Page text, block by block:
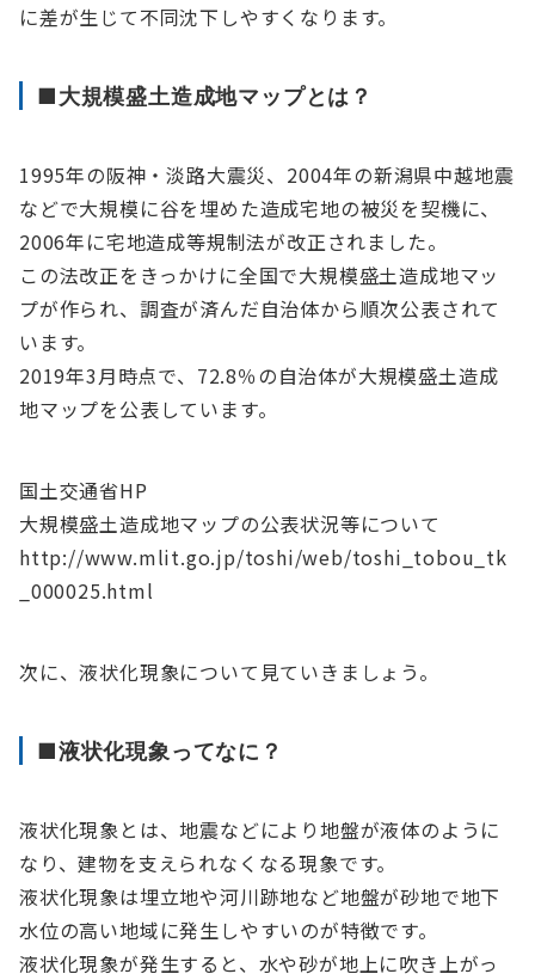
に差が生じて不同沈下しやすくなります。
■大規模盛土造成地マップとは？
1995年の阪神・淡路大震災、2004年の新潟県中越地震
などで大規模に谷を埋めた造成宅地の被災を契機に、
2006年に宅地造成等規制法が改正されました。
この法改正をきっかけに全国で大規模盛土造成地マッ
プが作られ、調査が済んだ自治体から順次公表されて
います。
2019年3月時点で、72.8％の自治体が大規模盛土造成
地マップを公表しています。
国土交通省HP
大規模盛土造成地マップの公表状況等について
http://www.mlit.go.jp/toshi/web/toshi_tobou_tk
_000025.html
次に、液状化現象について見ていきましょう。
■液状化現象ってなに？
液状化現象とは、地震などにより地盤が液体のように
なり、建物を支えられなくなる現象です。
液状化現象は埋立地や河川跡地など地盤が砂地で地下
水位の高い地域に発生しやすいのが特徴です。
液状化現象が発生すると、水や砂が地上に吹き上がっ